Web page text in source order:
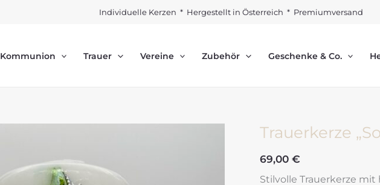
Individuelle Kerzen * Hergestellt in Österreich * Premiumversand
Kommunion Trauer Vereine Zubehör Geschenke & Co.
Trauerkerze
69,00 €
Stilvolle Trauerkerze